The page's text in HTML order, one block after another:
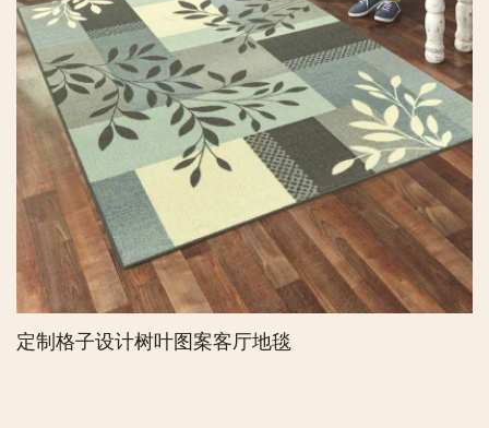
定制格子设计树叶图案客厅地毯